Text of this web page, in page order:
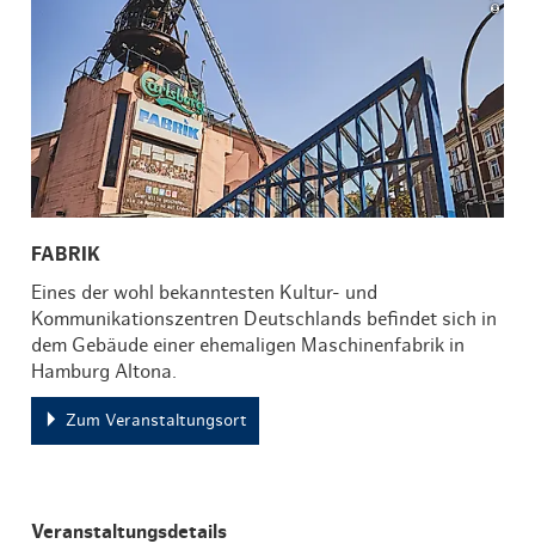
FABRIK
Eines der wohl bekanntesten Kultur- und
Kommunikationszentren Deutschlands befindet sich in
dem Gebäude einer ehemaligen Maschinenfabrik in
Hamburg Altona.
Zum Veranstaltungsort
Veranstaltungsdetails